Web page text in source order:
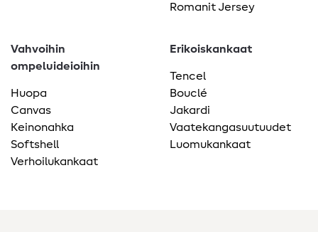
Romanit Jersey
Vahvoihin
ompeluideioihin
Huopa
Canvas
Keinonahka
Softshell
Verhoilukankaat
Erikoiskankaat
Tencel
Bouclé
Jakardi
Vaatekangasuutuudet
Luomukankaat